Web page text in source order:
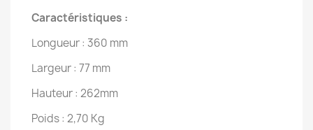
Caractéristiques :
Longueur : 360 mm
Largeur : 77 mm
Hauteur : 262mm
Poids : 2,70 Kg